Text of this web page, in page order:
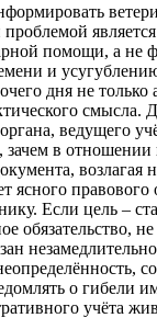
помощи, а не
и
дня не
смысла.
ведущего
зачем в
возлагая
ясного
Если цель –
обязательство,
о гибели
учёта